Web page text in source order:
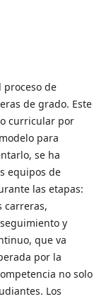
proceso de
de grado. Este
curricular por
para
se ha
equipos de
las etapas:
carreras,
y
que va
por la
no solo
Los